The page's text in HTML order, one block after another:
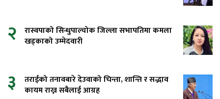
२
रास्वपाको सिन्धुपाल्चोक जिल्ला सभापतिमा कमला
खड्काको उम्मेदवारी
३
तराईको तनावबारे देउवाको चिन्ता, शान्ति र सद्भाव
कायम राख्न सबैलाई आग्रह